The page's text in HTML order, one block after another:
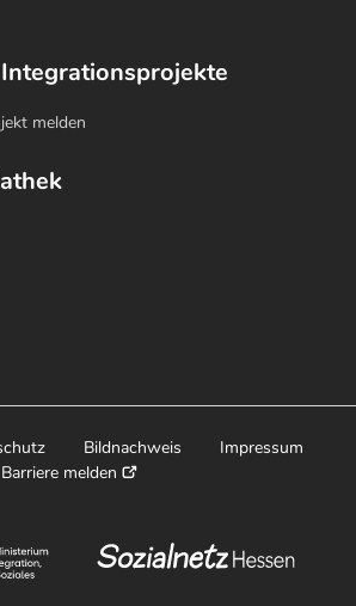
melden
Bildnachweis
Impressum
Barriere melden